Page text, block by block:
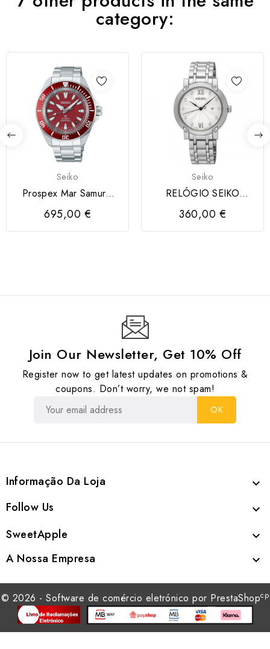
category:
Seiko
Prospex Mar Samurai
4R35 Vermelho
695,00 €
Seiko
RELÓGIO SEIKO
DIAMANTES
360,00 €
Join Our Newsletter, Get 10% Off
Register now to get latest updates on promotions &
coupons. Don’t worry, we not spam!
Informação Da Loja 
Follow Us 
SweetApple 
A Nossa Empresa 
© 2026 - Software de comércio eletrónico por PrestaShopcp